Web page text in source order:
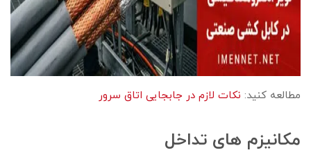
مطالعه کنید: نکات لازم در جابجایی اتاق سرور
مکانیزم های تداخل